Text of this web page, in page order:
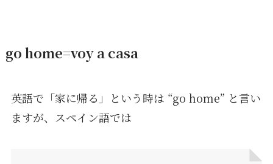
go home=voy a casa
英語で「家に帰る」という時は “go home” と言い
ますが、スペイン語では